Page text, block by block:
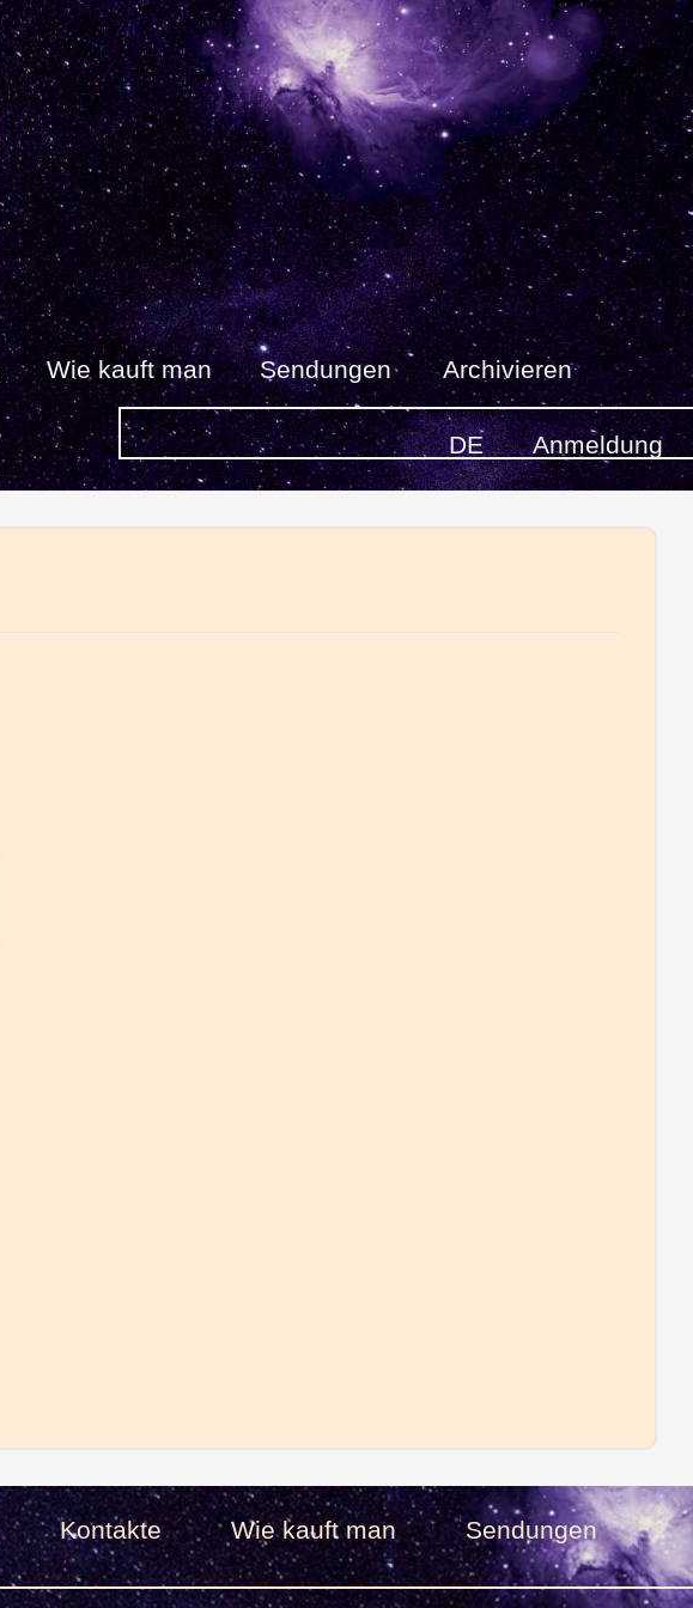
Wie kauft man Sendungen Archivieren
Anmeldung
DE
Kontakte Wie kauft man Sendungen